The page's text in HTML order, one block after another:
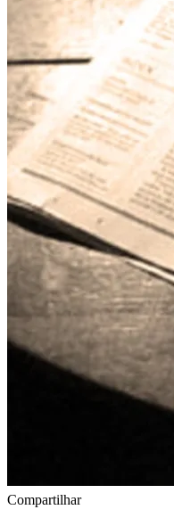
Compartilhar